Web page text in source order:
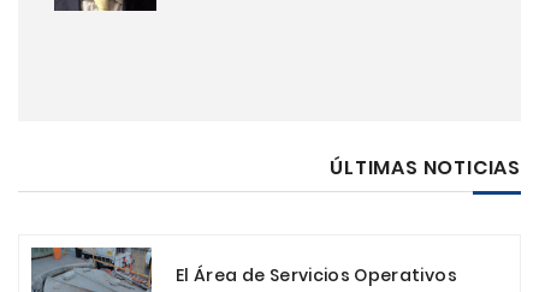
ÚLTIMAS NOTICIAS
El Área de Servicios Operativos